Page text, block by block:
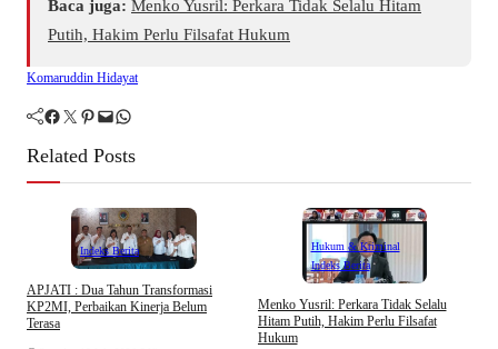
Baca juga: Menko Yusril: Perkara Tidak Selalu Hitam
Putih, Hakim Perlu Filsafat Hukum
Komaruddin Hidayat
Facebook Twitter Pinterest Mail WhatsApp
Related Posts
Indeks Berita
APJATI : Dua Tahun Transformasi
KP2MI, Perbaikan Kinerja Belum
Terasa
Hukum & Kriminal
Indeks Berita
Menko Yusril: Perkara Tidak Selalu
Hitam Putih, Hakim Perlu Filsafat
Hukum